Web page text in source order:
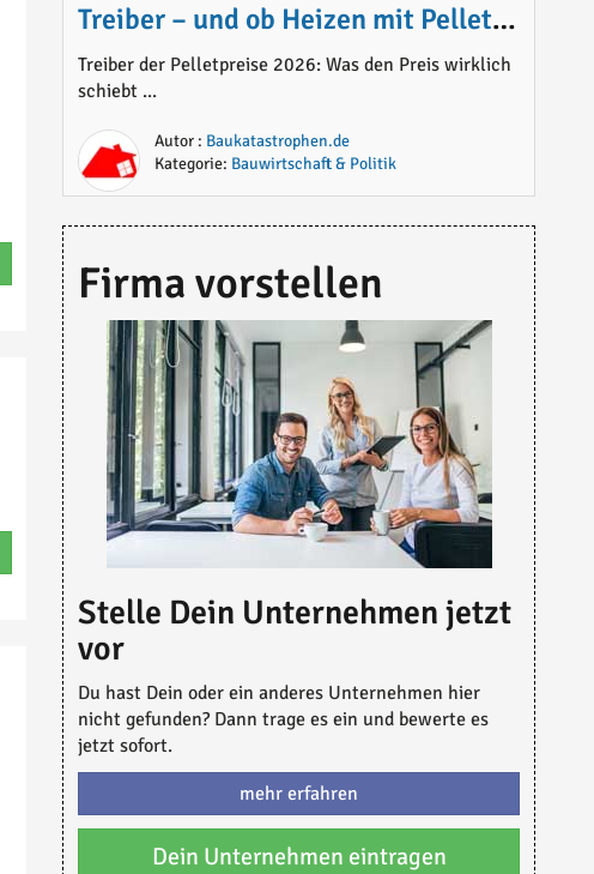
Treiber – und ob Heizen mit Pellets
noch Sinn macht
Treiber der Pelletpreise 2026: Was den Preis wirklich
schiebt ...
Autor : Baukatastrophen.de
Kategorie: Bauwirtschaft & Politik
Firma vorstellen
Stelle Dein Unternehmen jetzt
vor
Du hast Dein oder ein anderes Unternehmen hier
nicht gefunden? Dann trage es ein und bewerte es
jetzt sofort.
mehr erfahren
Dein Unternehmen eintragen